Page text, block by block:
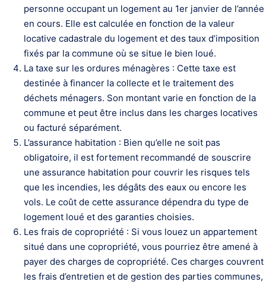
personne occupant un logement au 1er janvier de l’année
en cours. Elle est calculée en fonction de la valeur
locative cadastrale du logement et des taux d’imposition
fixés par la commune où se situe le bien loué.
La taxe sur les ordures ménagères : Cette taxe est
destinée à financer la collecte et le traitement des
déchets ménagers. Son montant varie en fonction de la
commune et peut être inclus dans les charges locatives
ou facturé séparément.
L’assurance habitation : Bien qu’elle ne soit pas
obligatoire, il est fortement recommandé de souscrire
une assurance habitation pour couvrir les risques tels
que les incendies, les dégâts des eaux ou encore les
vols. Le coût de cette assurance dépendra du type de
logement loué et des garanties choisies.
Les frais de copropriété : Si vous louez un appartement
situé dans une copropriété, vous pourriez être amené à
payer des charges de copropriété. Ces charges couvrent
les frais d’entretien et de gestion des parties communes,